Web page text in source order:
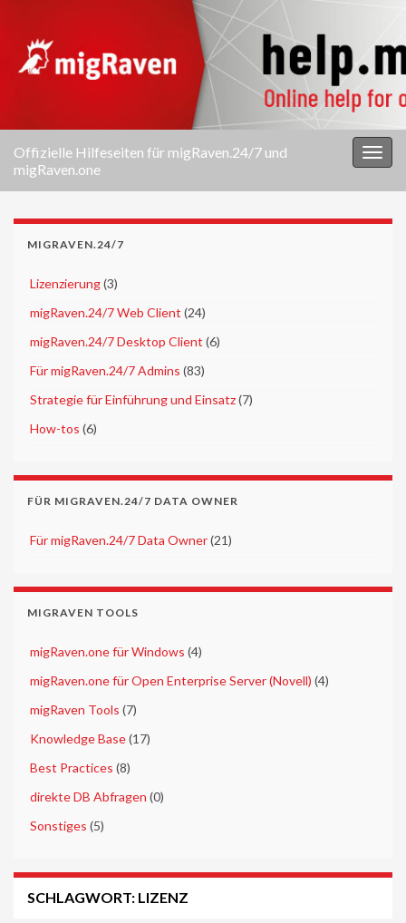
Offizielle Hilfeseiten für migRaven.24/7 und
migRaven.one
MIGRAVEN.24/7
Lizenzierung(3)
migRaven.24/7 Web Client (24)
migRaven.24/7 Desktop Client (6)
Für migRaven.24/7 Admins (83)
Strategie für Einführung und Einsatz(7)
How-tos (6)
FÜR MIGRAVEN.24/7 DATA OWNER
Für migRaven.24/7 Data Owner(21)
MIGRAVEN TOOLS
migRaven.one für Windows (4)
migRaven.one für Open Enterprise Server (Novell) (4)
migRaven Tools (7)
Knowledge Base(17)
Best Practices (8)
direkte DB Abfragen (0)
Sonstiges (5)
SCHLAGWORT: LIZENZ